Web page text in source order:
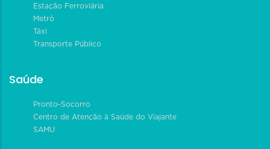
Estação Ferroviária
Metrô
Táxi
Transporte Público
Saúde
Pronto-Socorro
Centro de Atenção à Saúde do Viajante
SAMU